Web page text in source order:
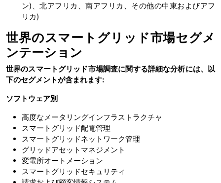
ン)、北アフリカ、南アフリカ、その他の中東およびアフ
リカ)
世界のスマートグリッド市場セグメ
ンテーション
世界のスマートグリッド市場調査に関する詳細な分析には、以
下のセグメントが含まれます:
ソフトウェア別
高度なメータリングインフラストラクチャ
スマートグリッド配電管理
スマートグリッドネットワーク管理
グリッドアセットマネジメント
変電所オートメーション
スマートグリッドセキュリティ